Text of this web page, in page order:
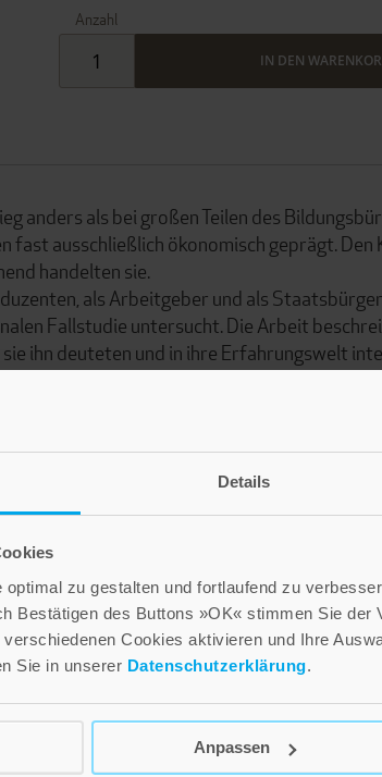
Details
zu gestalten und fortlaufend zu
Bestätigen des Buttons »OK« stimmen Sie der
Cookies aktivieren und Ihre
Sie in unserer Datenschutzerklärung.
Anpassen
Anzahl
IN DEN
anders als bei großen Teilen des
fast ausschließlich ökonomisch geprägt. Den
handelten sie.
als Arbeitgeber und als
Fallstudie untersucht. Die Arbeit
ihn deuteten und in ihre Erfahrungswelt
und Nachkriegszeit spannt, gibt er einen
sich, dass der Krieg diese weit weniger
NEWSLETTER